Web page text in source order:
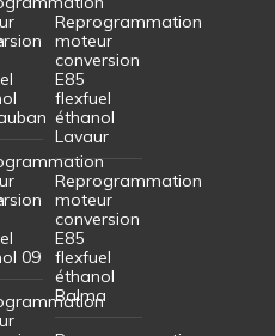
09
Reprogrammation
moteur
conversion
E85
flexfuel
éthanol
Lavaur
Reprogrammation
moteur
conversion
E85
flexfuel
éthanol
Balma